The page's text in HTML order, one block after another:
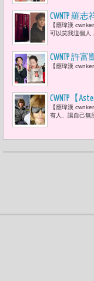
CWNTP 羅
迷蜂擁而
【應瑋漢
可以笑我這個人
CWNTP 許
金曲歌王
【應瑋漢
CWNTP【
上。」而安
【應瑋漢
有人、讓自己無